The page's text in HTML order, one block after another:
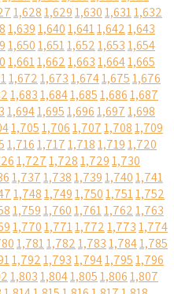
1,6281,6291,6301,6311,632
1,6391,6401,6411,6421,643
1,6501,6511,6521,6531,654
1,6611,6621,6631,6641,665
1,6721,6731,6741,6751,676
1,6831,6841,6851,6861,687
1,6941,6951,6961,6971,698
1,7051,7061,7071,7081,709
1,7161,7171,7181,7191,720
1,7271,7281,7291,730
1,7371,7381,7391,7401,741
1,7481,7491,7501,7511,752
1,7591,7601,7611,7621,763
1,7701,7711,7721,7731,774
1,7811,7821,7831,7841,785
1,7921,7931,7941,7951,796
1,8031,8041,8051,8061,807